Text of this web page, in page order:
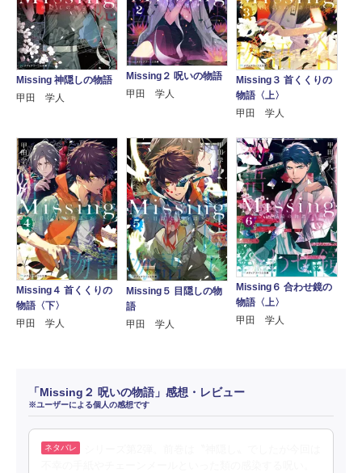
Missing 神隠しの物語
甲田 学人
Missing２ 呪いの物語
甲田 学人
Missing３ 首くくりの
物語〈上〉
甲田 学人
Missing４ 首くくりの
物語〈下〉
甲田 学人
Missing５ 目隠しの物
語
甲田 学人
Missing６ 合わせ鏡の
物語〈上〉
甲田 学人
「Missing２ 呪いの物語」感想・レビュー
※ユーザーによる個人の感想です